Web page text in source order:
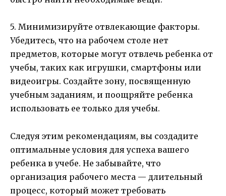
5. Минимизируйте отвлекающие факторы.
Убедитесь, что на рабочем столе нет
предметов, которые могут отвлечь ребенка от
учебы, таких как игрушки, смартфоны или
видеоигры. Создайте зону, посвященную
учебным заданиям, и поощряйте ребенка
использовать ее только для учебы.
Следуя этим рекомендациям, вы создадите
оптимальные условия для успеха вашего
ребенка в учебе. Не забывайте, что
организация рабочего места — длительный
процесс, который может требовать